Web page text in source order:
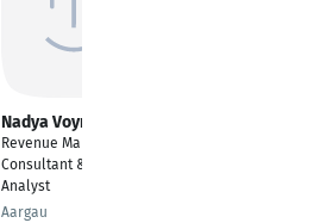
Nadya Voynich
Revenue Management
Consultant & Data
Analyst
Aargau